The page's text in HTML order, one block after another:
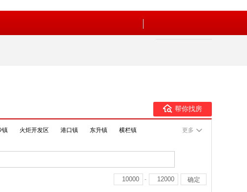
帮你找房
镇 火炬开发区 港口镇 东升镇
横栏镇
更多
-